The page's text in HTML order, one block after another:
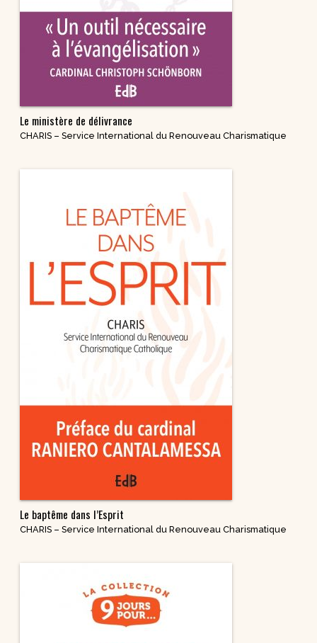
Le ministère de délivrance
CHARIS – Service International du Renouveau Charismatique
Le baptême dans l’Esprit
CHARIS – Service International du Renouveau Charismatique